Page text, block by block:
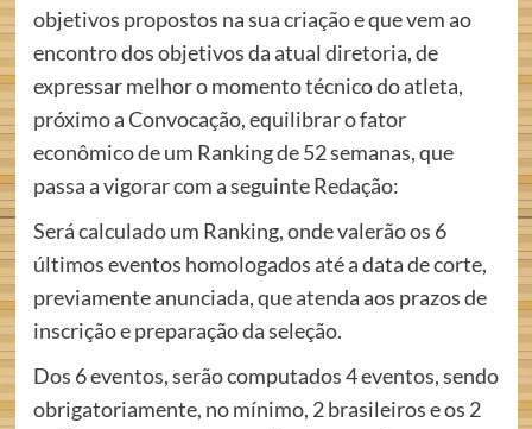
objetivos propostos na sua criação e que vem ao
encontro dos objetivos da atual diretoria, de
expressar melhor o momento técnico do atleta,
próximo a Convocação, equilibrar o fator
econômico de um Ranking de 52 semanas, que
passa a vigorar com a seguinte Redação:
Será calculado um Ranking, onde valerão os 6
últimos eventos homologados até a data de corte,
previamente anunciada, que atenda aos prazos de
inscrição e preparação da seleção.
Dos 6 eventos, serão computados 4 eventos, sendo
obrigatoriamente, no mínimo, 2 brasileiros e os 2